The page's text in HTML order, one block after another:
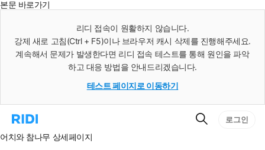
본문 바로가기
리디 접속이 원활하지 않습니다.
강제 새로 고침(Ctrl + F5)이나 브라우저 캐시 삭제를 진행해주세요.
계속해서 문제가 발생한다면 리디 접속 테스트를 통해 원인을 파악
하고 대응 방법을 안내드리겠습니다.
테스트 페이지로 이동하기
리
홈
검
로그인
어치와 참나무 상세페이지